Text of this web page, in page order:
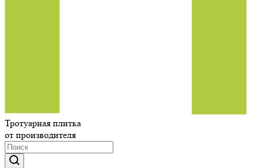
Тротуарная плитка
от производителя